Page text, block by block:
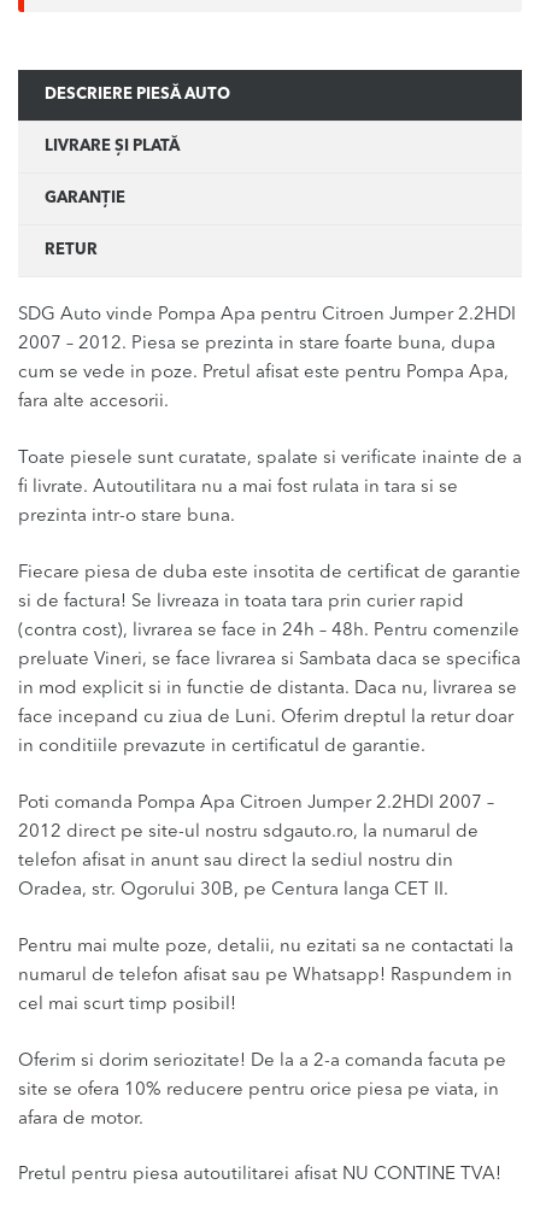
DESCRIERE PIESĂ AUTO
LIVRARE ȘI PLATĂ
GARANȚIE
RETUR
SDG Auto vinde Pompa Apa pentru Citroen Jumper 2.2HDI
2007 – 2012. Piesa se prezinta in stare foarte buna, dupa
cum se vede in poze. Pretul afisat este pentru Pompa Apa,
fara alte accesorii.
Toate piesele sunt curatate, spalate si verificate inainte de a
fi livrate. Autoutilitara nu a mai fost rulata in tara si se
prezinta intr-o stare buna.
Fiecare piesa de duba este insotita de certificat de garantie
si de factura! Se livreaza in toata tara prin curier rapid
(contra cost), livrarea se face in 24h – 48h. Pentru comenzile
preluate Vineri, se face livrarea si Sambata daca se specifica
in mod explicit si in functie de distanta. Daca nu, livrarea se
face incepand cu ziua de Luni. Oferim dreptul la retur doar
in conditiile prevazute in certificatul de garantie.
Poti comanda Pompa Apa Citroen Jumper 2.2HDI 2007 –
2012 direct pe site-ul nostru sdgauto.ro, la numarul de
telefon afisat in anunt sau direct la sediul nostru din
Oradea, str. Ogorului 30B, pe Centura langa CET II.
Pentru mai multe poze, detalii, nu ezitati sa ne contactati la
numarul de telefon afisat sau pe Whatsapp! Raspundem in
cel mai scurt timp posibil!
Oferim si dorim seriozitate! De la a 2-a comanda facuta pe
site se ofera 10% reducere pentru orice piesa pe viata, in
afara de motor.
Pretul pentru piesa autoutilitarei afisat NU CONTINE TVA!